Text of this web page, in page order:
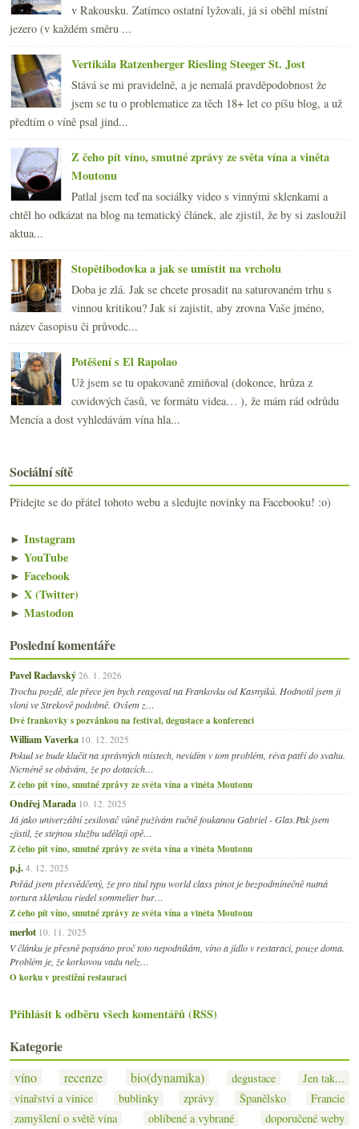
v Rakousku. Zatímco ostatní lyžovali, já si oběhl místní
jezero (v každém směru ...
Vertikála Ratzenberger Riesling Steeger St. Jost
Stává se mi pravidelně, a je nemalá pravděpodobnost že
jsem se tu o problematice za těch 18+ let co píšu blog, a už
předtím o víně psal jind...
Z čeho pít víno, smutné zprávy ze světa vína a viněta
Moutonu
Patlal jsem teď na sociálky video s vinnými sklenkami a
chtěl ho odkázat na blog na tematický článek, ale zjistil, že by si zasloužil
aktua...
Stopětibodovka a jak se umístit na vrcholu
Doba je zlá. Jak se chcete prosadit na saturovaném trhu s
vinnou kritikou? Jak si zajistit, aby zrovna Vaše jméno,
název časopisu či průvodc...
Potěšení s El Rapolao
Už jsem se tu opakovaně zmiňoval (dokonce, hrůza z
covidových časů, ve formátu videa… ), že mám rád odrůdu
Mencía a dost vyhledávám vína hla...
Sociální sítě
Přidejte se do přátel tohoto webu a sledujte novinky na Facebooku! :o)
► Instagram
► YouTube
► Facebook
► X (Twitter)
► Mastodon
Poslední komentáře
Pavel Raclavský 26. 1. 2026
Trochu pozdě, ale přece jen bych reagoval na Frankovku od Kasnyiků. Hodnotil jsem ji
vloni ve Strekově podobně. Ovšem z…
Dvě frankovky s pozvánkou na festival, degustace a konferenci
William Vaverka 10. 12. 2025
Pokud se bude klučit na správných místech, nevidím v tom problém, réva patří do svahu.
Nicméně se obávám, že po dotacích…
Z čeho pít víno, smutné zprávy ze světa vína a viněta Moutonu
Ondřej Marada 10. 12. 2025
Já jako univerzální zesilovač vůně pužívám ručně foukanou Gabriel - Glas.Pak jsem
zjistil, že stejnou službu udělají opě…
Z čeho pít víno, smutné zprávy ze světa vína a viněta Moutonu
p.j. 4. 12. 2025
Pořád jsem přesvědčený, že pro titul typu world class pinot je bezpodmínečně nutná
tortura sklenkou riedel sommelier bur…
Z čeho pít víno, smutné zprávy ze světa vína a viněta Moutonu
merlot 10. 11. 2025
V článku je přesně popsáno proč toto nepodnikám, víno a jídlo v restaraci, pouze doma.
Problém je, že korkovou vadu nelz…
O korku v prestižní restauraci
Přihlásit k odběru všech komentářů (RSS)
Kategorie
víno recenze bio(dynamika) degustace
Jen tak...
vinařství a vinice
bublinky zprávy Španělsko
Francie
zamyšlení o světě vína
oblíbené a vybrané doporučené weby